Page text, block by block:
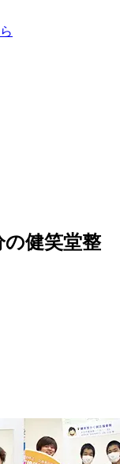
健笑堂整